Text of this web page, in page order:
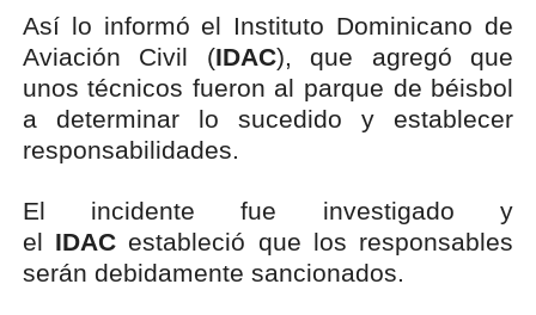
Así lo informó el Instituto Dominicano de
Aviación Civil (IDAC), que agregó que
unos técnicos fueron al parque de béisbol
a determinar lo sucedido y establecer
responsabilidades.
El incidente fue investigado y
el IDAC estableció que los responsables
serán debidamente sancionados.